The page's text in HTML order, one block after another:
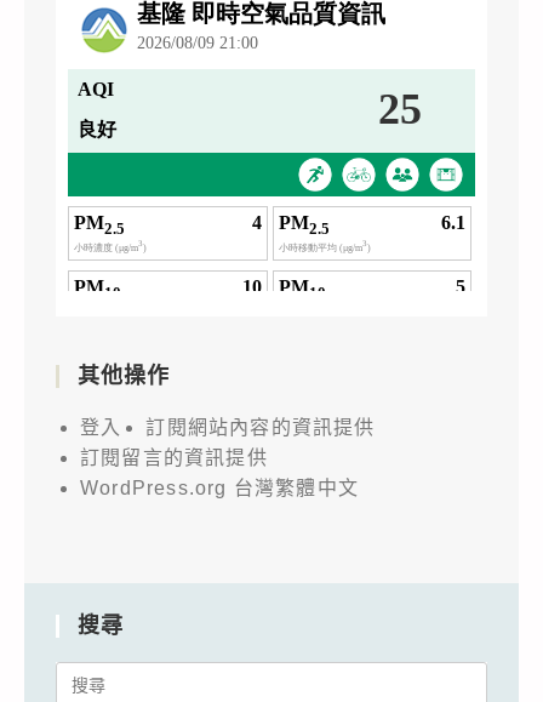
其他操作
登入
訂閱網站內容的資訊提供
訂閱留言的資訊提供
WordPress.org 台灣繁體中文
搜尋
Search